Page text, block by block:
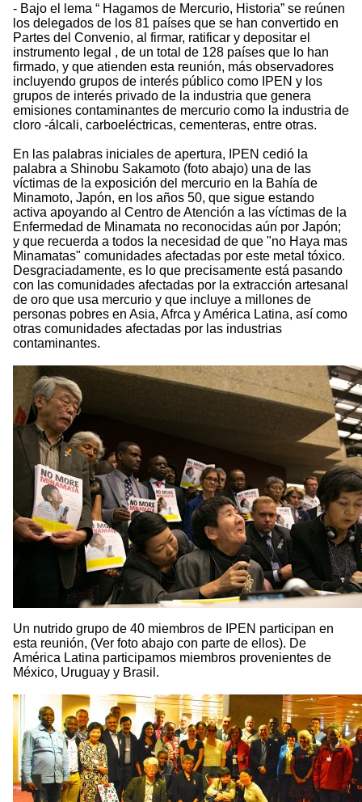
- Bajo el lema “ Hagamos de Mercurio, Historia” se reúnen
los delegados de los 81 países que se han convertido en
Partes del Convenio, al firmar, ratificar y depositar el
instrumento legal , de un total de 128 países que lo han
firmado, y que atienden esta reunión, más observadores
incluyendo grupos de interés público como IPEN y los
grupos de interés privado de la industria que genera
emisiones contaminantes de mercurio como la industria de
cloro -álcali, carboeléctricas, cementeras, entre otras.
En las palabras iniciales de apertura, IPEN cedió la
palabra a Shinobu Sakamoto (foto abajo) una de las
víctimas de la exposición del mercurio en la Bahía de
Minamoto, Japón, en los años 50, que sigue estando
activa apoyando al Centro de Atención a las víctimas de la
Enfermedad de Minamata no reconocidas aún por Japón;
y que recuerda a todos la necesidad de que "no Haya mas
Minamatas" comunidades afectadas por este metal tóxico.
Desgraciadamente, es lo que precisamente está pasando
con las comunidades afectadas por la extracción artesanal
de oro que usa mercurio y que incluye a millones de
personas pobres en Asia, Afrca y América Latina, así como
otras comunidades afectadas por las industrias
contaminantes.
Un nutrido grupo de 40 miembros de IPEN participan en
esta reunión, (Ver foto abajo con parte de ellos). De
América Latina participamos miembros provenientes de
México, Uruguay y Brasil.